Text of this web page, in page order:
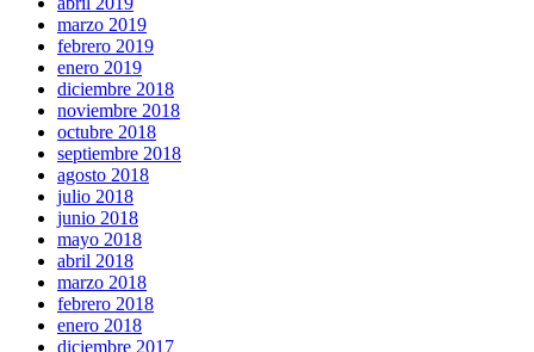
marzo 2019
febrero 2019
enero 2019
diciembre 2018
noviembre 2018
octubre 2018
septiembre 2018
agosto 2018
julio 2018
junio 2018
mayo 2018
abril 2018
marzo 2018
febrero 2018
enero 2018
diciembre 2017